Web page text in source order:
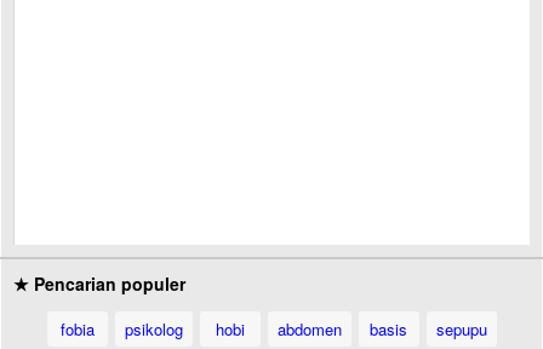
★ Pencarian populer
fobia psikolog hobi abdomen basis
sepupu